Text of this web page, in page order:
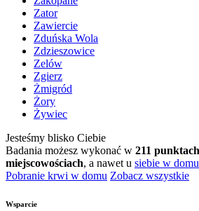
Zator
Zawiercie
Zduńska Wola
Zdzieszowice
Zelów
Zgierz
Żmigród
Żory
Żywiec
Jesteśmy blisko Ciebie
Badania możesz wykonać w 211
miejscowościach, a nawet u siebie w domu
Pobranie krwi w domu Zobacz wszystkie
Wsparcie